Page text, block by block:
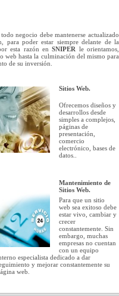
negocio debe mantenerse actualizado
para poder estar siempre delante de la
esta razón en SNIPER le orientamos,
web hasta la culminación del mismo para
de su inversión.
Sitios Web.
Ofrecemos diseños y
desarrollos desde
simples a complejos,
páginas de
presentación,
comercio
electrónico, bases de
datos..
Mantenimiento de
Sitios Web.
Para que un sitio
web sea exitoso debe
estar vivo, cambiar y
crecer
constantemente. Sin
embargo, muchas
empresas no cuentan
con un equipo
especialista dedicado a dar
y mejorar constantemente su
web.